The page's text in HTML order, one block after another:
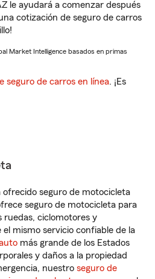
le ayudará a comenzar después
cotización de seguro de carros
Market Intelligence basados en primas
seguro de carros en línea. ¡Es
ofrecido seguro de motocicleta
seguro de motocicleta para
ruedas, ciclomotores y
mismo servicio confiable de la
más grande de los Estados
y daños a la propiedad
nuestro seguro de